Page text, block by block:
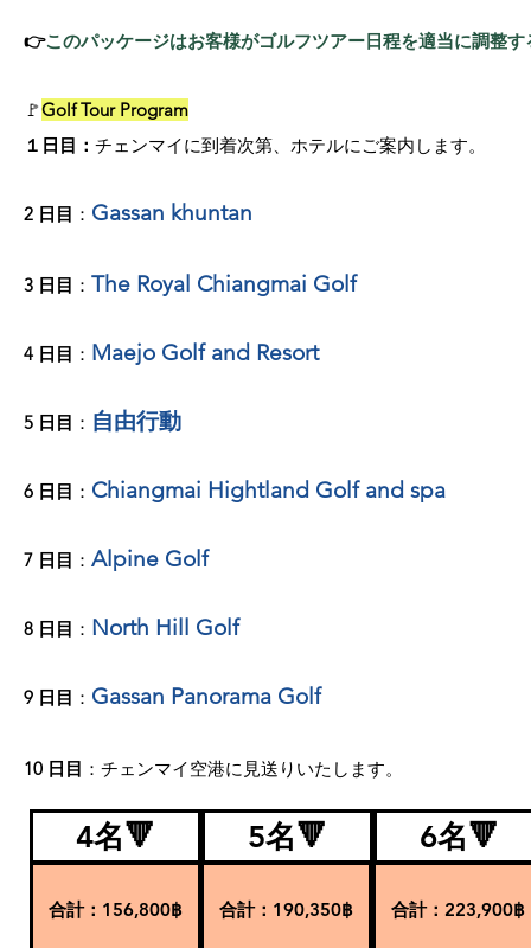
👉このパッケージはお客様がゴルフツアー日程を適当に調整
🚩Golf Tour Program
​１日目： チェンマイに到着次第、ホテルにご案内します。
​2 日目 ： Gassan khuntan
3 日目 ： The Royal Chiangmai Golf
4 日目 ： Maejo Golf and Resort
5 日目 ： 自由行動
6 日目 ： Chiangmai Hightland Golf and spa
7 日目 ： Alpine Golf
8 日目 ： North Hill Golf
9 日目 ： Gassan Panorama Golf
10 日目 ： チェンマイ空港に見送りいたします。
4名🔻
合計：156,800฿
5名🔻 6名🔻
合計：190,350฿ 合計：223,900฿